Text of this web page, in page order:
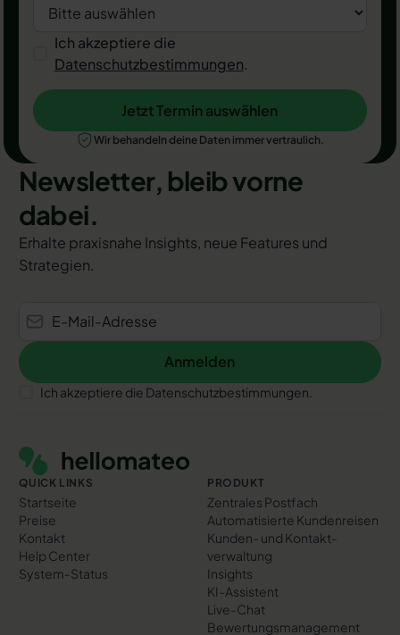
Ich akzeptiere die
Datenschutzbestimmungen.
Jetzt Termin auswählen
Jetzt Termin auswählen
Wir behandeln deine Daten immer vertraulich.
Newsletter, bleib vorne
dabei.
Erhalte praxisnahe Insights, neue Features und
Strategien.
Anmelden
Anmelden
Ich akzeptiere die Datenschutzbestimmungen.
QUICK LINKS
Startseite
Preise
Kontakt
Help Center
System-Status
PRODUKT
Zentrales Postfach
Automatisierte Kundenreisen
Kunden- und Kontakt­
verwaltung
Insights
KI-Assistent
Live-Chat
Bewertungs­management